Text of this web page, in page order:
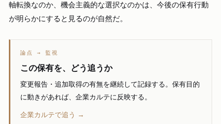
軸転換なのか、機会主義的な選択なのかは、今後の保有行動
が明らかにすると見るのが自然だ。
論点 → 監視
この保有を、どう追うか
変更報告・追加取得の有無を継続して記録する。保有目的
に動きがあれば、企業カルテに反映する。
企業カルテで追う →